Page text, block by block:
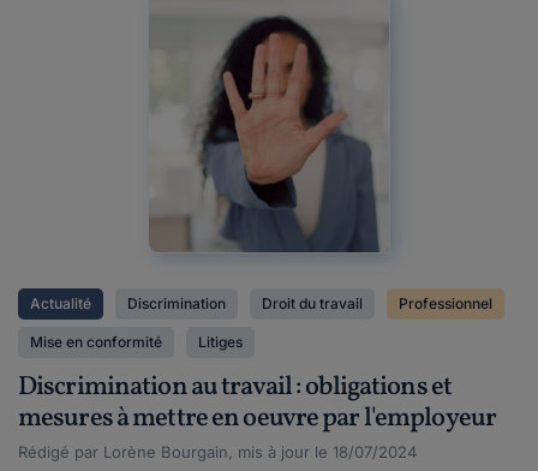
Actualité Discrimination Droit du travail Professionnel
Mise en conformité Litiges
Discrimination au travail : obligations et
mesures à mettre en oeuvre par l'employeur
Rédigé par Lorène Bourgain, mis à jour le 18/07/2024